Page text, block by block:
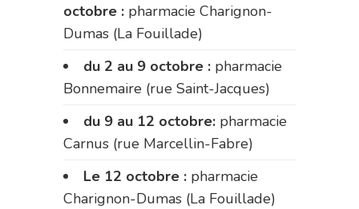
octobre : pharmacie Charignon-
Dumas (La Fouillade)
du 2 au 9 octobre : pharmacie
Bonnemaire (rue Saint-Jacques)
du 9 au 12 octobre: pharmacie
Carnus (rue Marcellin-Fabre)
Le 12 octobre : pharmacie
Charignon-Dumas (La Fouillade)